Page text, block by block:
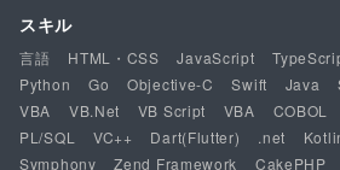
スキル
言語 HTML・CSS JavaScript
Python
Go Objective-C Swift Java
VBA
VB.Net VB Script VBA COBOL
PL/SQL
VC++ Dart(Flutter) .net
Symphony
Zend Framework CakePHP